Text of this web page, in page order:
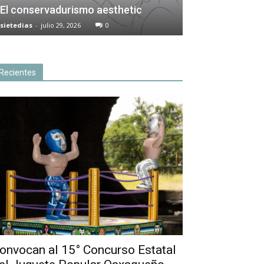
El conservadurismo aesthetic
sietedias - julio 29, 2026 0
al 15° Concurso Estatal